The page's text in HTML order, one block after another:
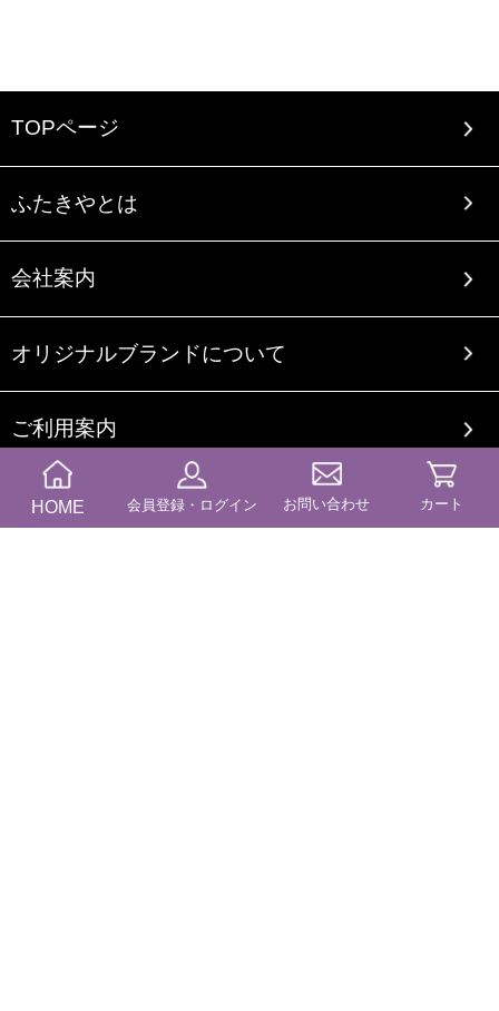
TOPページ
ふたきやとは
会社案内
オリジナルブランドについて
ご利用案内
送料・納期
HOME 会員登録・ログイン お問い合わせ カート